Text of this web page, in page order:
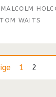
MALCOLM
TOM WAITS
1 2